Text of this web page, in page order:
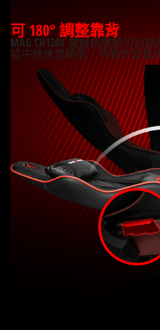
可 180° 調整靠背
MAG CH120X 電競椅靠背可以
或中途休息時間，平躺作短暫